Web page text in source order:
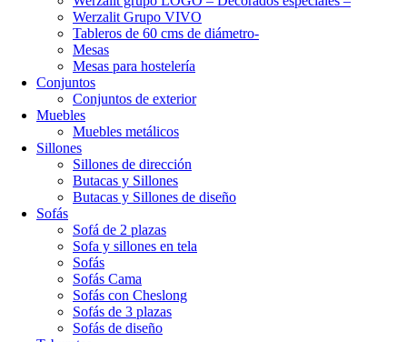
Werzalit Grupo VIVO
Tableros de 60 cms de diámetro-
Mesas
Mesas para hostelería
Conjuntos
Conjuntos de exterior
Muebles
Muebles metálicos
Sillones
Sillones de dirección
Butacas y Sillones
Butacas y Sillones de diseño
Sofás
Sofá de 2 plazas
Sofa y sillones en tela
Sofás
Sofás Cama
Sofás con Cheslong
Sofás de 3 plazas
Sofás de diseño